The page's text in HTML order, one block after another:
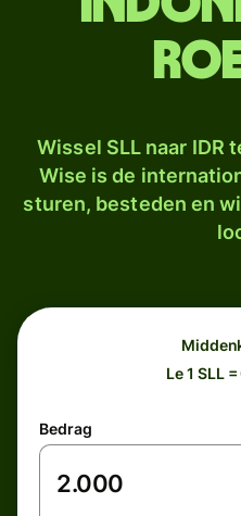
Wissel SLL naar IDR
Wise is de
sturen, besteden en
Le 1 SLL
Bedrag